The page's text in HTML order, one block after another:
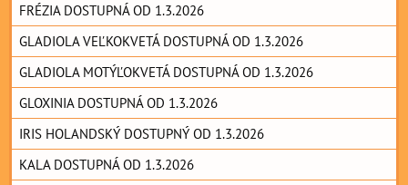
FRÉZIA DOSTUPNÁ OD 1.3.2026
GLADIOLA VEĽKOKVETÁ DOSTUPNÁ OD 1.3.2026
GLADIOLA MOTÝĽOKVETÁ DOSTUPNÁ OD 1.3.2026
GLOXINIA DOSTUPNÁ OD 1.3.2026
IRIS HOLANDSKÝ DOSTUPNÝ OD 1.3.2026
KALA DOSTUPNÁ OD 1.3.2026